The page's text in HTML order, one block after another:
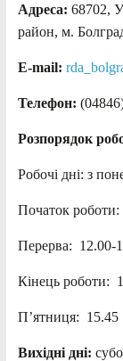
Адреса: 68702,
район, м.
E-mail:
Телефон:
Розпорядок
Робочі дні: з
Початок
Перерва: 12.00-
Кінець роботи:
П’ятниця: 15.45
Вихідні дні: